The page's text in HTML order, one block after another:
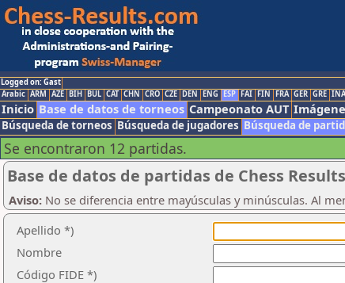
Logged on: Gast
Arabic ARM AZE BIH BUL CAT CHN CRO CZE DEN ENG ESP FAI FIN FRA GER GRE INA
Inicio Base de datos de torneos Campeonato AUT
Búsqueda de torneos Búsqueda de jugadores Búsqueda de
Se encontraron 12 partidas.
Base de datos de partidas de Chess Results
Aviso: No se diferencia entre mayúsculas y minúsculas. Al
Apellido *)
Nombre
Código FIDE *)